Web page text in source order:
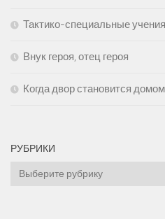
Тактико-специальные учения
Внук героя, отец героя
Когда двор становится домом
РУБРИКИ
Рубрики